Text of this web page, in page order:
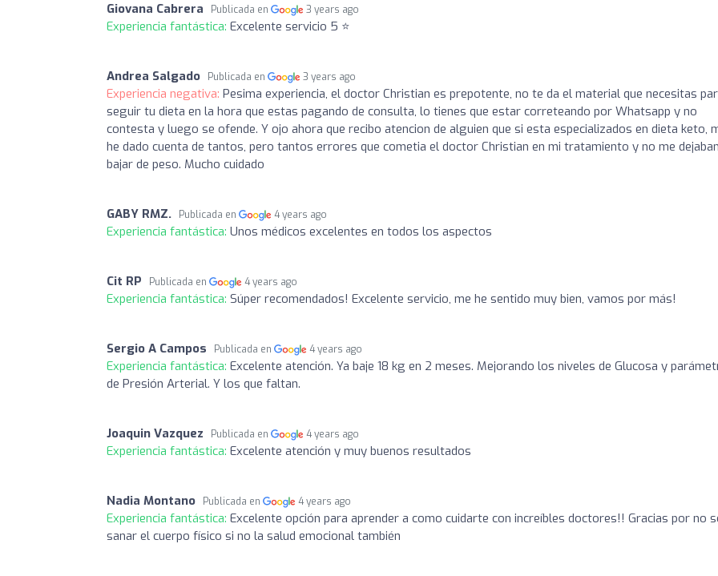
Giovana Cabrera Publicada en 3 years ago
Experiencia fantástica: Excelente servicio 5 ⭐️
Andrea Salgado Publicada en 3 years ago
Experiencia negativa: Pesima experiencia, el doctor Christian es prepotente, no te da el material que necesitas
seguir tu dieta en la hora que estas pagando de consulta, lo tienes que estar correteando por Whatsapp y no
contesta y luego se ofende. Y ojo ahora que recibo atencion de alguien que si esta especializados en dieta keto,
he dado cuenta de tantos, pero tantos errores que cometia el doctor Christian en mi tratamiento y no me
bajar de peso. Mucho cuidado
GABY RMZ. Publicada en 4 years ago
Experiencia fantástica: Unos médicos excelentes en todos los aspectos
Cit RP Publicada en 4 years ago
Experiencia fantástica: Súper recomendados! Excelente servicio, me he sentido muy bien, vamos por más!
Sergio A Campos Publicada en 4 years ago
Experiencia fantástica: Excelente atención. Ya baje 18 kg en 2 meses. Mejorando los niveles de Glucosa y
de Presión Arterial. Y los que faltan.
Joaquin Vazquez Publicada en 4 years ago
Experiencia fantástica: Excelente atención y muy buenos resultados
Nadia Montano Publicada en 4 years ago
Experiencia fantástica: Excelente opción para aprender a como cuidarte con increíbles doctores!! Gracias por no
sanar el cuerpo físico si no la salud emocional también